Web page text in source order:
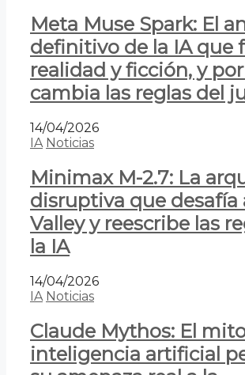
Meta Muse Spark: El
definitivo de la IA que
realidad y ficción, y
cambia las reglas del
14/04/2026
IA Noticias
Minimax M-2.7: La
disruptiva que desafía
Valley y reescribe las
la IA
14/04/2026
IA Noticias
Claude Mythos: El
inteligencia artificial